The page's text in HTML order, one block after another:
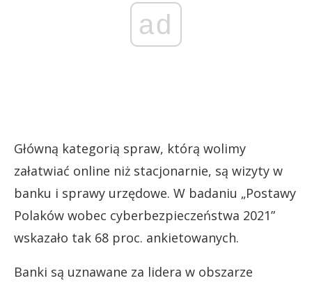
ad
Główną kategorią spraw, którą wolimy
załatwiać online niż stacjonarnie, są wizyty w
banku i sprawy urzędowe. W badaniu „Postawy
Polaków wobec cyberbezpieczeństwa 2021”
wskazało tak 68 proc. ankietowanych.
Banki są uznawane za lidera w obszarze